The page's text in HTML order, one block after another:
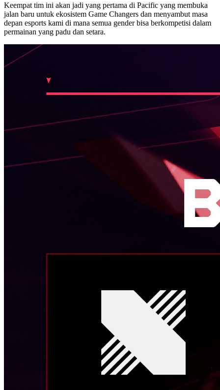
Keempat tim ini akan jadi yang pertama di Pacific yang membuka
jalan baru untuk ekosistem Game Changers dan menyambut masa
depan esports kami di mana semua gender bisa berkompetisi dalam
permainan yang padu dan setara.